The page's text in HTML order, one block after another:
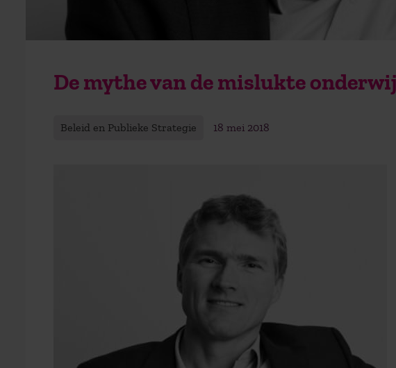
De mythe van de mislukte
Beleid en Publieke Strategie 18 mei 2018